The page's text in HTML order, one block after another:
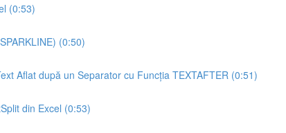
(0:53)
(0:50)
Aflat după un Separator cu Funcția TEXTAFTER (0:51)
din Excel (0:53)